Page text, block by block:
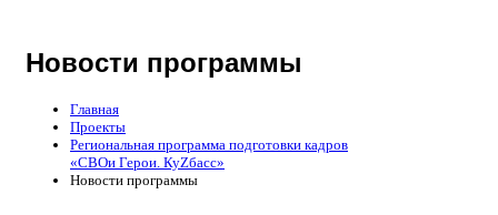
Новости программы
Главная
Проекты
Региональная программа подготовки кадров
«СВОи Герои. КуZбасс»
Новости программы